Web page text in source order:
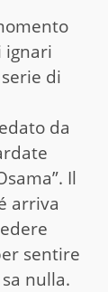
ignari
di
da
Il
arriva
sentire
nulla.